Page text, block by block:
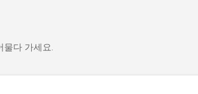
물다 가세요.